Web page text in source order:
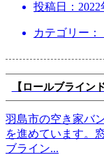
投稿日： 2022
カテゴリー
【ロールブライン
羽島市の空き家バ
を進めています。
ブライン...